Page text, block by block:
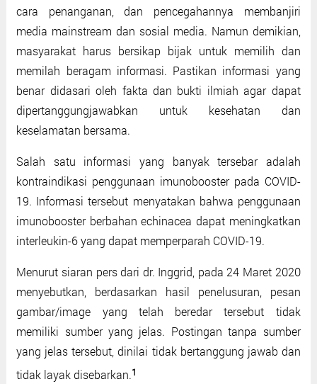
cara penanganan, dan pencegahannya membanjiri
media mainstream dan sosial media. Namun demikian,
masyarakat harus bersikap bijak untuk memilih dan
memilah beragam informasi. Pastikan informasi yang
benar didasari oleh fakta dan bukti ilmiah agar dapat
dipertanggungjawabkan untuk kesehatan dan
keselamatan bersama.
Salah satu informasi yang banyak tersebar adalah
kontraindikasi penggunaan imunobooster pada COVID-
19. Informasi tersebut menyatakan bahwa penggunaan
imunobooster berbahan echinacea dapat meningkatkan
interleukin-6 yang dapat memperparah COVID-19.
Menurut siaran pers dari dr. Inggrid, pada 24 Maret 2020
menyebutkan, berdasarkan hasil penelusuran, pesan
gambar/image yang telah beredar tersebut tidak
memiliki sumber yang jelas. Postingan tanpa sumber
yang jelas tersebut, dinilai tidak bertanggung jawab dan
tidak layak disebarkan.1